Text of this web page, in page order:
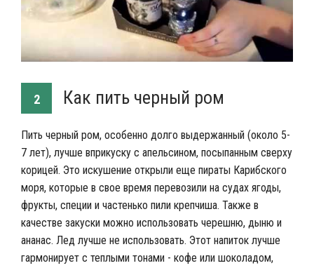
2 Как пить черный ром
Пить черный ром, особенно долго выдержанный (около 5-
7 лет), лучше вприкуску с апельсином, посыпанным сверху
корицей. Это искушение открыли еще пираты Карибского
моря, которые в свое время перевозили на судах ягоды,
фрукты, специи и частенько пили крепчиша. Также в
качестве закуски можно использовать черешню, дыню и
ананас. Лед лучше не использовать. Этот напиток лучше
гармонирует с теплыми тонами - кофе или шоколадом,